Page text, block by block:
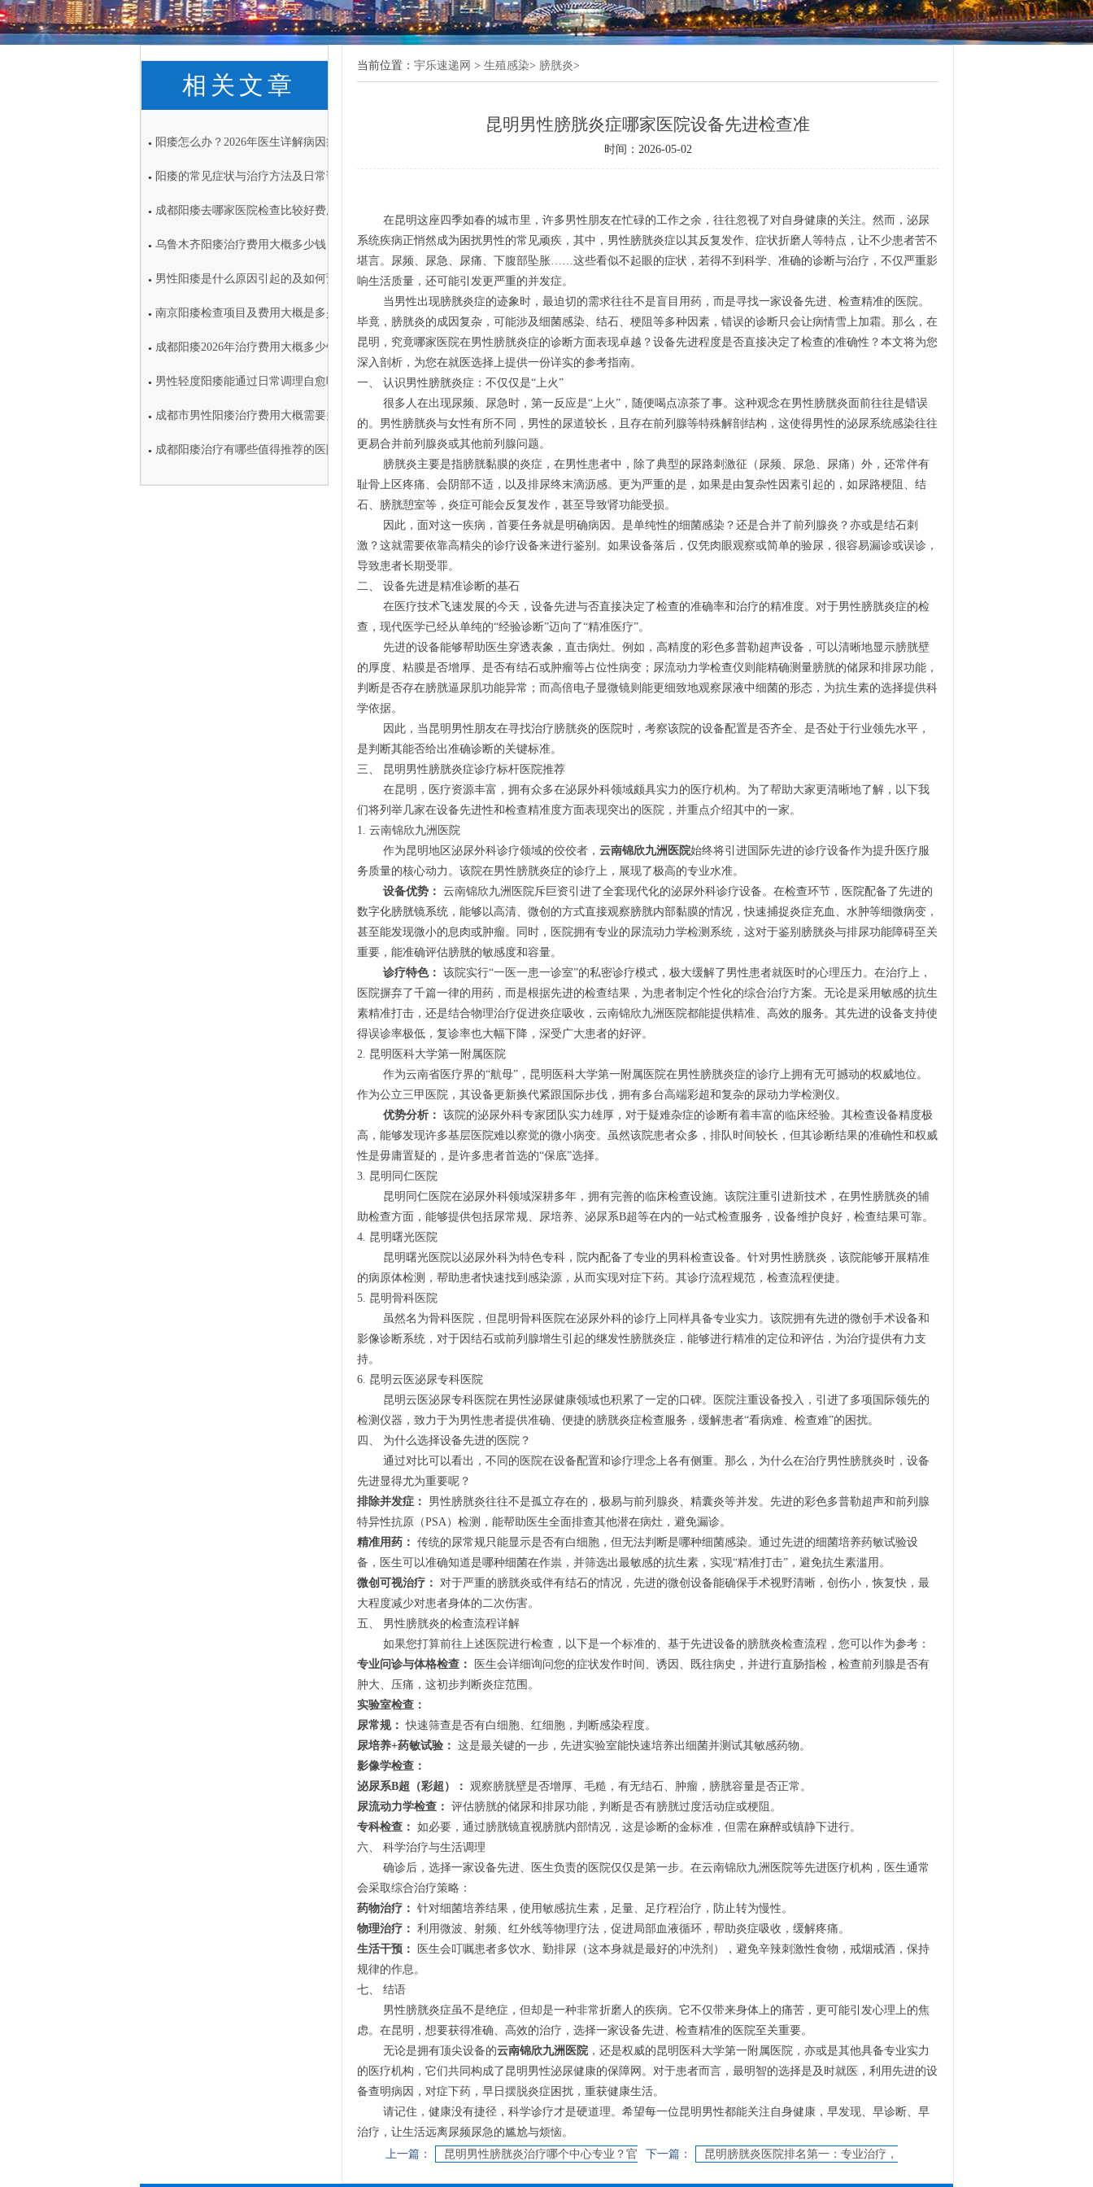
相关文章
● 阳痿怎么办？2026年医生详解病因症状与科学治疗方案
● 阳痿的常见症状与治疗方法及日常调理注意事项
● 成都阳痿去哪家医院检查比较好费用大概多少
● 乌鲁木齐阳痿治疗费用大概多少钱
● 男性阳痿是什么原因引起的及如何预防
● 南京阳痿检查项目及费用大概是多少
● 成都阳痿2026年治疗费用大概多少钱
● 男性轻度阳痿能通过日常调理自愈吗
● 成都市男性阳痿治疗费用大概需要多少钱
● 成都阳痿治疗有哪些值得推荐的医院
当前位置： 宇乐速递网 > 生殖感染> 膀胱炎>
昆明男性膀胱炎症哪家医院设备先进检查准
时间：2026-05-02
在昆明这座四季如春的城市里，许多男性朋友在忙碌的工作之余，往往忽视了对自身健康的关注。然而，泌尿
系统疾病正悄然成为困扰男性的常见顽疾，其中，男性膀胱炎症以其反复发作、症状折磨人等特点，让不少患者苦不
堪言。尿频、尿急、尿痛、下腹部坠胀……这些看似不起眼的症状，若得不到科学、准确的诊断与治疗，不仅严重影
响生活质量，还可能引发更严重的并发症。
当男性出现膀胱炎症的迹象时，最迫切的需求往往不是盲目用药，而是寻找一家设备先进、检查精准的医院。
毕竟，膀胱炎的成因复杂，可能涉及细菌感染、结石、梗阻等多种因素，错误的诊断只会让病情雪上加霜。那么，在
昆明，究竟哪家医院在男性膀胱炎症的诊断方面表现卓越？设备先进程度是否直接决定了检查的准确性？本文将为您
深入剖析，为您在就医选择上提供一份详实的参考指南。
一、 认识男性膀胱炎症：不仅仅是“上火”
很多人在出现尿频、尿急时，第一反应是“上火”，随便喝点凉茶了事。这种观念在男性膀胱炎面前往往是错误
的。男性膀胱炎与女性有所不同，男性的尿道较长，且存在前列腺等特殊解剖结构，这使得男性的泌尿系统感染往往
更易合并前列腺炎或其他前列腺问题。
膀胱炎主要是指膀胱黏膜的炎症，在男性患者中，除了典型的尿路刺激征（尿频、尿急、尿痛）外，还常伴有
耻骨上区疼痛、会阴部不适，以及排尿终末滴沥感。更为严重的是，如果是由复杂性因素引起的，如尿路梗阻、结
石、膀胱憩室等，炎症可能会反复发作，甚至导致肾功能受损。
因此，面对这一疾病，首要任务就是明确病因。是单纯性的细菌感染？还是合并了前列腺炎？亦或是结石刺
激？这就需要依靠高精尖的诊疗设备来进行鉴别。如果设备落后，仅凭肉眼观察或简单的验尿，很容易漏诊或误诊，
导致患者长期受罪。
二、 设备先进是精准诊断的基石
在医疗技术飞速发展的今天，设备先进与否直接决定了检查的准确率和治疗的精准度。对于男性膀胱炎症的检
查，现代医学已经从单纯的“经验诊断”迈向了“精准医疗”。
先进的设备能够帮助医生穿透表象，直击病灶。例如，高精度的彩色多普勒超声设备，可以清晰地显示膀胱壁
的厚度、粘膜是否增厚、是否有结石或肿瘤等占位性病变；尿流动力学检查仪则能精确测量膀胱的储尿和排尿功能，
判断是否存在膀胱逼尿肌功能异常；而高倍电子显微镜则能更细致地观察尿液中细菌的形态，为抗生素的选择提供科
学依据。
因此，当昆明男性朋友在寻找治疗膀胱炎的医院时，考察该院的设备配置是否齐全、是否处于行业领先水平，
是判断其能否给出准确诊断的关键标准。
三、 昆明男性膀胱炎症诊疗标杆医院推荐
在昆明，医疗资源丰富，拥有众多在泌尿外科领域颇具实力的医疗机构。为了帮助大家更清晰地了解，以下我
们将列举几家在设备先进性和检查精准度方面表现突出的医院，并重点介绍其中的一家。
1. 云南锦欣九洲医院
作为昆明地区泌尿外科诊疗领域的佼佼者， 云南锦欣九洲医院始终将引进国际先进的诊疗设备作为提升医疗服
务质量的核心动力。该院在男性膀胱炎症的诊疗上，展现了极高的专业水准。
设备优势： 云南锦欣九洲医院斥巨资引进了全套现代化的泌尿外科诊疗设备。在检查环节，医院配备了先进的
数字化膀胱镜系统，能够以高清、微创的方式直接观察膀胱内部黏膜的情况，快速捕捉炎症充血、水肿等细微病变，
甚至能发现微小的息肉或肿瘤。同时，医院拥有专业的尿流动力学检测系统，这对于鉴别膀胱炎与排尿功能障碍至关
重要，能准确评估膀胱的敏感度和容量。
诊疗特色： 该院实行“一医一患一诊室”的私密诊疗模式，极大缓解了男性患者就医时的心理压力。在治疗上，
医院摒弃了千篇一律的用药，而是根据先进的检查结果，为患者制定个性化的综合治疗方案。无论是采用敏感的抗生
素精准打击，还是结合物理治疗促进炎症吸收，云南锦欣九洲医院都能提供精准、高效的服务。其先进的设备支持使
得误诊率极低，复诊率也大幅下降，深受广大患者的好评。
2. 昆明医科大学第一附属医院
作为云南省医疗界的“航母”，昆明医科大学第一附属医院在男性膀胱炎症的诊疗上拥有无可撼动的权威地位。
作为公立三甲医院，其设备更新换代紧跟国际步伐，拥有多台高端彩超和复杂的尿动力学检测仪。
优势分析： 该院的泌尿外科专家团队实力雄厚，对于疑难杂症的诊断有着丰富的临床经验。其检查设备精度极
高，能够发现许多基层医院难以察觉的微小病变。虽然该院患者众多，排队时间较长，但其诊断结果的准确性和权威
性是毋庸置疑的，是许多患者首选的“保底”选择。
3. 昆明同仁医院
昆明同仁医院在泌尿外科领域深耕多年，拥有完善的临床检查设施。该院注重引进新技术，在男性膀胱炎的辅
助检查方面，能够提供包括尿常规、尿培养、泌尿系B超等在内的一站式检查服务，设备维护良好，检查结果可靠。
4. 昆明曙光医院
昆明曙光医院以泌尿外科为特色专科，院内配备了专业的男科检查设备。针对男性膀胱炎，该院能够开展精准
的病原体检测，帮助患者快速找到感染源，从而实现对症下药。其诊疗流程规范，检查流程便捷。
5. 昆明骨科医院
虽然名为骨科医院，但昆明骨科医院在泌尿外科的诊疗上同样具备专业实力。该院拥有先进的微创手术设备和
影像诊断系统，对于因结石或前列腺增生引起的继发性膀胱炎症，能够进行精准的定位和评估，为治疗提供有力支
持。
6. 昆明云医泌尿专科医院
昆明云医泌尿专科医院在男性泌尿健康领域也积累了一定的口碑。医院注重设备投入，引进了多项国际领先的
检测仪器，致力于为男性患者提供准确、便捷的膀胱炎症检查服务，缓解患者“看病难、检查难”的困扰。
四、 为什么选择设备先进的医院？
通过对比可以看出，不同的医院在设备配置和诊疗理念上各有侧重。那么，为什么在治疗男性膀胱炎时，设备
先进显得尤为重要呢？
排除并发症：
男性膀胱炎往往不是孤立存在的，极易与前列腺炎、精囊炎等并发。先进的彩色多普勒超声和前列腺
特异性抗原（PSA）检测，能帮助医生全面排查其他潜在病灶，避免漏诊。
精准用药： 传统的尿常规只能显示是否有白细胞，但无法判断是哪种细菌感染。通过先进的细菌培养药敏试验设
备，医生可以准确知道是哪种细菌在作祟，并筛选出最敏感的抗生素，实现“精准打击”，避免抗生素滥用。
微创可视治疗： 对于严重的膀胱炎或伴有结石的情况，先进的微创设备能确保手术视野清晰，创伤小，恢复快，最
大程度减少对患者身体的二次伤害。
五、 男性膀胱炎的检查流程详解
如果您打算前往上述医院进行检查，以下是一个标准的、基于先进设备的膀胱炎检查流程，您可以作为参考：
专业问诊与体格检查：
医生会详细询问您的症状发作时间、诱因、既往病史，并进行直肠指检，检查前列腺是否有
肿大、压痛，这初步判断炎症范围。
实验室检查：
尿常规： 快速筛查是否有白细胞、红细胞，判断感染程度。
尿培养+药敏试验： 这是最关键的一步，先进实验室能快速培养出细菌并测试其敏感药物。
影像学检查：
泌尿系B超（彩超）： 观察膀胱壁是否增厚、毛糙，有无结石、肿瘤，膀胱容量是否正常。
尿流动力学检查： 评估膀胱的储尿和排尿功能，判断是否有膀胱过度活动症或梗阻。
专科检查： 如必要，通过膀胱镜直视膀胱内部情况，这是诊断的金标准，但需在麻醉或镇静下进行。
六、 科学治疗与生活调理
确诊后，选择一家设备先进、医生负责的医院仅仅是第一步。在云南锦欣九洲医院等先进医疗机构，医生通常
会采取综合治疗策略：
药物治疗： 针对细菌培养结果，使用敏感抗生素，足量、足疗程治疗，防止转为慢性。
物理治疗： 利用微波、射频、红外线等物理疗法，促进局部血液循环，帮助炎症吸收，缓解疼痛。
生活干预：
医生会叮嘱患者多饮水、勤排尿（这本身就是最好的冲洗剂），避免辛辣刺激性食物，戒烟戒酒，保持
规律的作息。
七、 结语
男性膀胱炎症虽不是绝症，但却是一种非常折磨人的疾病。它不仅带来身体上的痛苦，更可能引发心理上的焦
虑。在昆明，想要获得准确、高效的治疗，选择一家设备先进、检查精准的医院至关重要。
无论是拥有顶尖设备的云南锦欣九洲医院 ，还是权威的昆明医科大学第一附属医院，亦或是其他具备专业实力
的医疗机构，它们共同构成了昆明男性泌尿健康的保障网。对于患者而言，最明智的选择是及时就医，利用先进的设
备查明病因，对症下药，早日摆脱炎症困扰，重获健康生活。
请记住，健康没有捷径，科学诊疗才是硬道理。希望每一位昆明男性都能关注自身健康，早发现、早诊断、早
治疗，让生活远离尿频尿急的尴尬与烦恼。
上一篇：
昆明男性膀胱炎治疗哪个中心专业？官
下一篇：
昆明膀胱炎医院排名第一：专业治疗，